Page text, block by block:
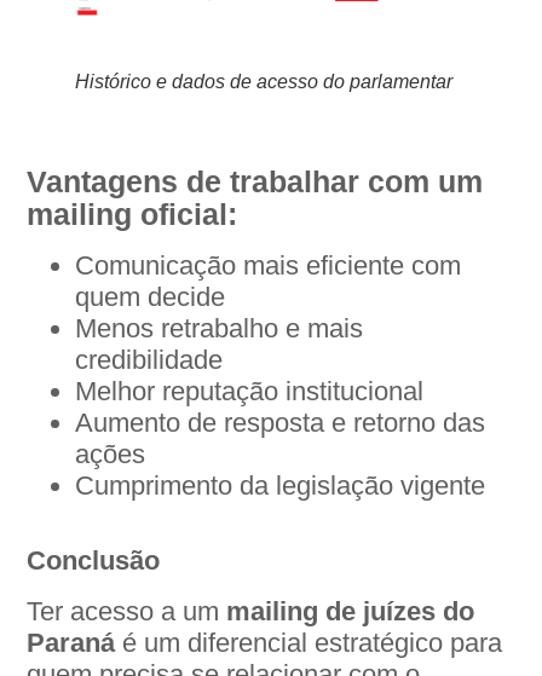
Histórico e dados de acesso do parlamentar
Vantagens de trabalhar com um
mailing oficial:
Comunicação mais eficiente com
quem decide
Menos retrabalho e mais
credibilidade
Melhor reputação institucional
Aumento de resposta e retorno das
ações
Cumprimento da legislação vigente
Conclusão
Ter acesso a um mailing de juízes do
Paranáé um diferencial estratégico para